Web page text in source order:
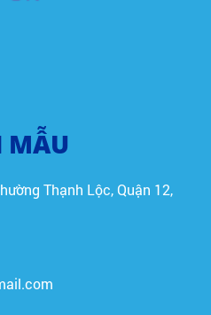
MẪU
Thạnh Lộc, Quận 12,